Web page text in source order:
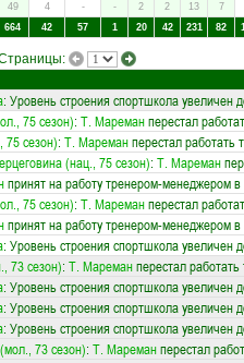
49 4 - - 2 2 13
7
664 42 57 1 20 42 231 82
: Уровень строения спортшкола увеличен
75 сезон): Т. Мареманперестал
сезон): Т. Мареманперестал
(нац., 75 сезон): Т. Мареман
принят на работу тренером-менеджером
75 сезон): Т. Мареманперестал
принят на работу тренером-менеджером
: Уровень строения спортшкола увеличен
73 сезон): Т. Мареманперестал
: Уровень строения спортшкола увеличен
: Уровень строения спортшкола увеличен
: Уровень строения спортшкола увеличен
73 сезон): Т. Мареманперестал